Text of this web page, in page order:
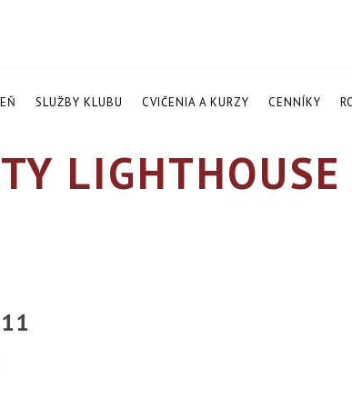
SLUŽBY KLUBU CVIČENIA A KURZY CENNÍKY